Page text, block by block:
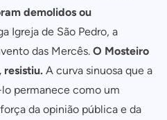
demolidos ou
Igreja de São Pedro, a
das Mercês. O Mosteiro
resistiu. A curva sinuosa que a
permanece como um
da opinião pública e da